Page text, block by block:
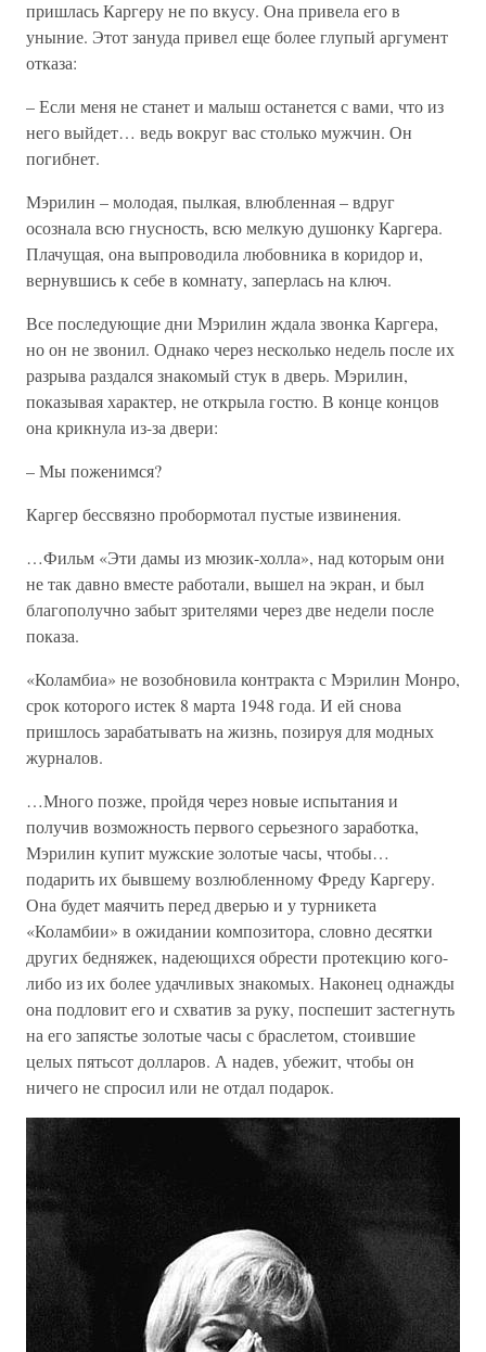
пришлась Каргеру не по вкусу. Она привела его в
уныние. Этот зануда привел еще более глупый аргумент
отказа:
– Если меня не станет и малыш останется с вами, что из
него выйдет… ведь вокруг вас столько мужчин. Он
погибнет.
Мэрилин – молодая, пылкая, влюбленная – вдруг
осознала всю гнусность, всю мелкую душонку Каргера.
Плачущая, она выпроводила любовника в коридор и,
вернувшись к себе в комнату, заперлась на ключ.
Все последующие дни Мэрилин ждала звонка Каргера,
но он не звонил. Однако через несколько недель после их
разрыва раздался знакомый стук в дверь. Мэрилин,
показывая характер, не открыла гостю. В конце концов
она крикнула из-за двери:
– Мы поженимся?
Каргер бессвязно пробормотал пустые извинения.
…Фильм «Эти дамы из мюзик-холла», над которым они
не так давно вместе работали, вышел на экран, и был
благополучно забыт зрителями через две недели после
показа.
«Коламбиа» не возобновила контракта с Мэрилин Монро,
срок которого истек 8 марта 1948 года. И ей снова
пришлось зарабатывать на жизнь, позируя для модных
журналов.
…Много позже, пройдя через новые испытания и
получив возможность первого серьезного заработка,
Мэрилин купит мужские золотые часы, чтобы…
подарить их бывшему возлюбленному Фреду Каргеру.
Она будет маячить перед дверью и у турникета
«Коламбии» в ожидании композитора, словно десятки
других бедняжек, надеющихся обрести протекцию кого-
либо из их более удачливых знакомых. Наконец однажды
она подловит его и схватив за руку, поспешит застегнуть
на его запястье золотые часы с браслетом, стоившие
целых пятьсот долларов. А надев, убежит, чтобы он
ничего не спросил или не отдал подарок.